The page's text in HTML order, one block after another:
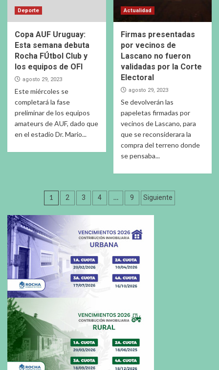
Deporte
Copa AUF Uruguay:
Esta semana debuta
Rocha FÚtbol Club y
los equipos de OFI
agosto 29, 2023
Este miércoles se
completará la fase
preliminar de los equipos
amateurs de AUF, dado que
en el estadio Dr. Mario...
Actualidad
Firmas presentadas
por vecinos de
Lascano no fueron
validadas por la Corte
Electoral
agosto 29, 2023
Se devolverán las
papeletas firmadas por
vecinos de Lascano, para
que se reconsiderara la
compra del terreno donde
se pensaba...
Paginación
de
entradas
1 2 3 4 … 9 Siguiente